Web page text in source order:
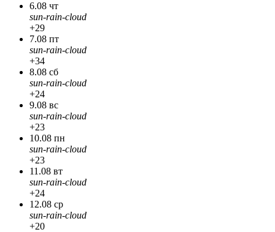
6.08 чт
sun-rain-cloud
+29
7.08 пт
sun-rain-cloud
+34
8.08 сб
sun-rain-cloud
+24
9.08 вс
sun-rain-cloud
+23
10.08 пн
sun-rain-cloud
+23
11.08 вт
sun-rain-cloud
+24
12.08 ср
sun-rain-cloud
+20